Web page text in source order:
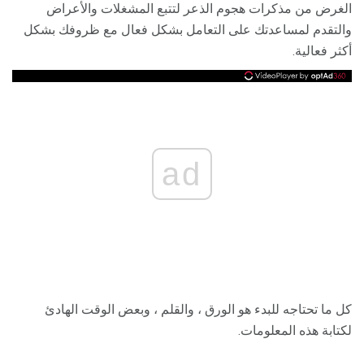
الغرض من مذكرات هجوم الذعر لتتبع المشغلات والأعراض
والتقدم لمساعدتك على التعامل بشكل فعال مع ظروفك بشكل
أكثر فعالية.
ad
كل ما تحتاجه للبدء هو الورق ، والقلم ، وبعض الوقت الهادئ
لكتابة هذه المعلومات.